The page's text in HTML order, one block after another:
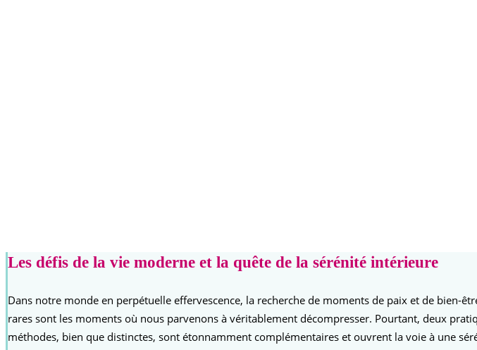
Les défis de la vie moderne et la quête de la sérénité intérieure
Dans notre monde en perpétuelle effervescence, la recherche de moments de paix et de bien-
rares sont les moments où nous parvenons à véritablement décompresser. Pourtant, deux
méthodes, bien que distinctes, sont étonnamment complémentaires et ouvrent la voie à une